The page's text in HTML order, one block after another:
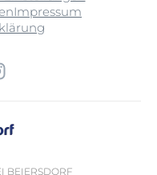
Impressum
BEIERSDORF